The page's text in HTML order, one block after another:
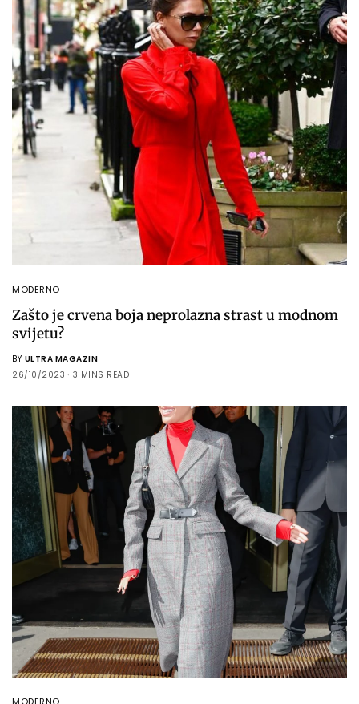
MODERNO
Zašto je crvena boja neprolazna strast u modnom
svijetu?
BY ULTRA MAGAZIN
26/10/2023
3 MINS READ
MODERNO